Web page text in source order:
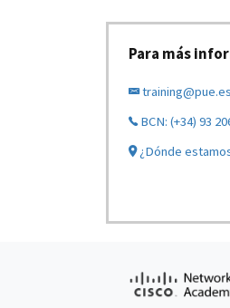
Para más
training@pue.es
BCN: (+34) 93
¿Dónde